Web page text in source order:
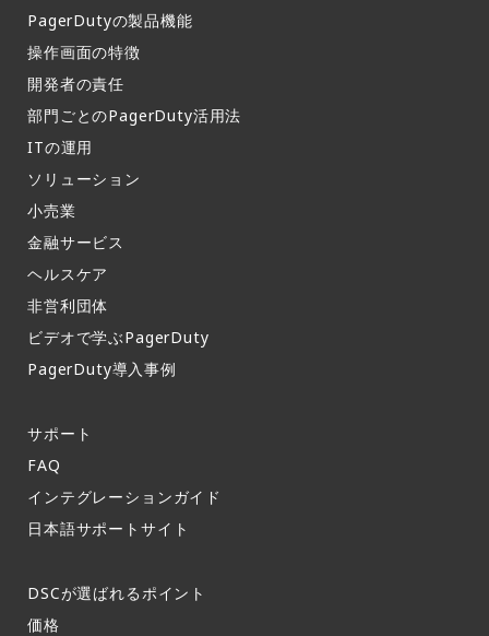
PagerDutyの製品機能​
操作画面の特徴​
開発者の責任
部門ごとのPagerDuty活用法​
ITの運用​
ソリューション
小売業
金融サービス
ヘルスケア
非営利団体
ビデオで学ぶPagerDuty
PagerDuty導入事例​
サポート​
FAQ​
インテグレーションガイド​
日本語サポートサイト​
DSCが選ばれるポイント
価格